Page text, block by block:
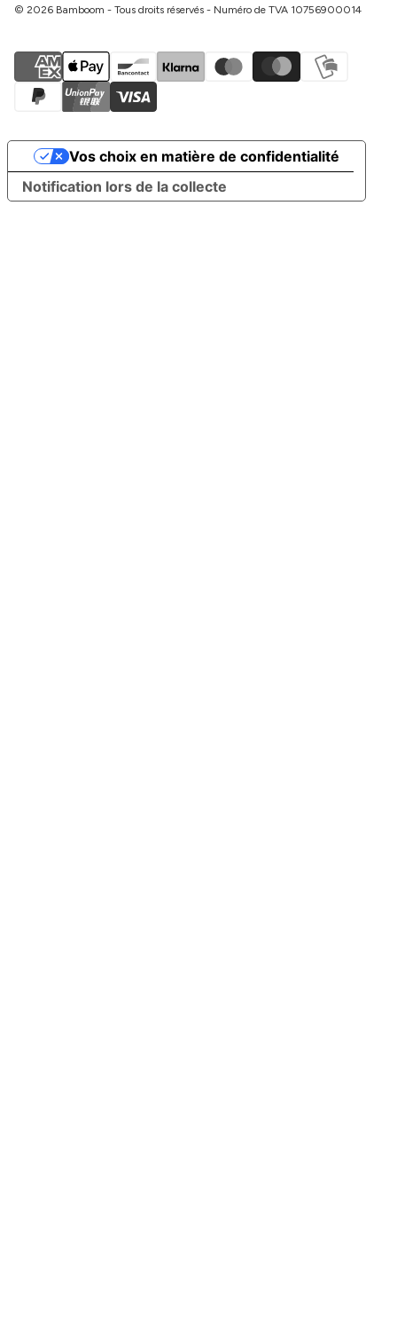
© 2026 Bamboom - Tous droits réservés - Numéro de TVA 10756900014
Notification lors de la collecte
Vos choix en matière de confidentialité